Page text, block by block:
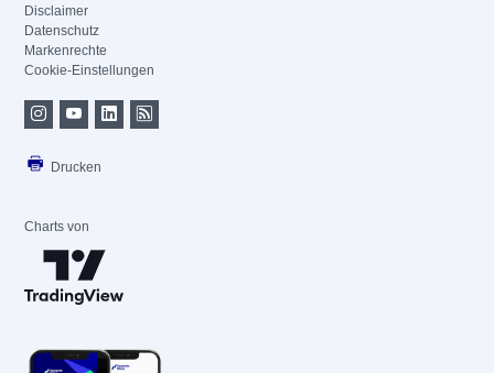
Disclaimer
Datenschutz
Markenrechte
Cookie-Einstellungen
Drucken
Charts von